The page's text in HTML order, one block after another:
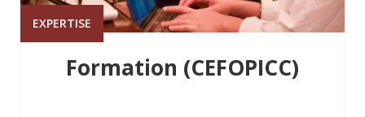
EXPERTISE
Formation (CEFOPICC)